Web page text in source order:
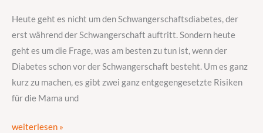
Heute geht es nicht um den Schwangerschaftsdiabetes, der
erst während der Schwangerschaft auftritt. Sondern heute
geht es um die Frage, was am besten zu tun ist, wenn der
Diabetes schon vor der Schwangerschaft besteht. Um es ganz
kurz zu machen, es gibt zwei ganz entgegengesetzte Risiken
für die Mama und
kann
gut
gehen
weiterlesen »